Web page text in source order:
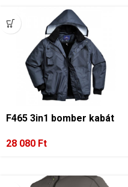
F465 3in1 bomber kabát
28 080 Ft